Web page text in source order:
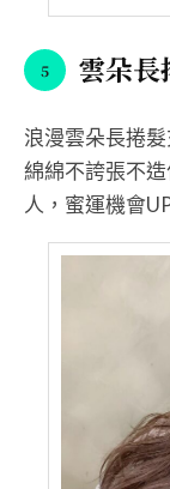
雲朵長
浪漫雲朵長捲
綿綿不誇張不
人，蜜運機會